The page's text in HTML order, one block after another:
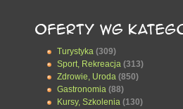
Turystyka (309)
Sport, Rekreacja (313)
Zdrowie, Uroda (850)
Gastronomia (88)
Kursy, Szkolenia (130)